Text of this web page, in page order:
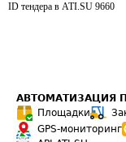
ID тендера в ATI.SU 9660
АВТОМАТИЗАЦИЯ
Площадки
GPS-мониторинг